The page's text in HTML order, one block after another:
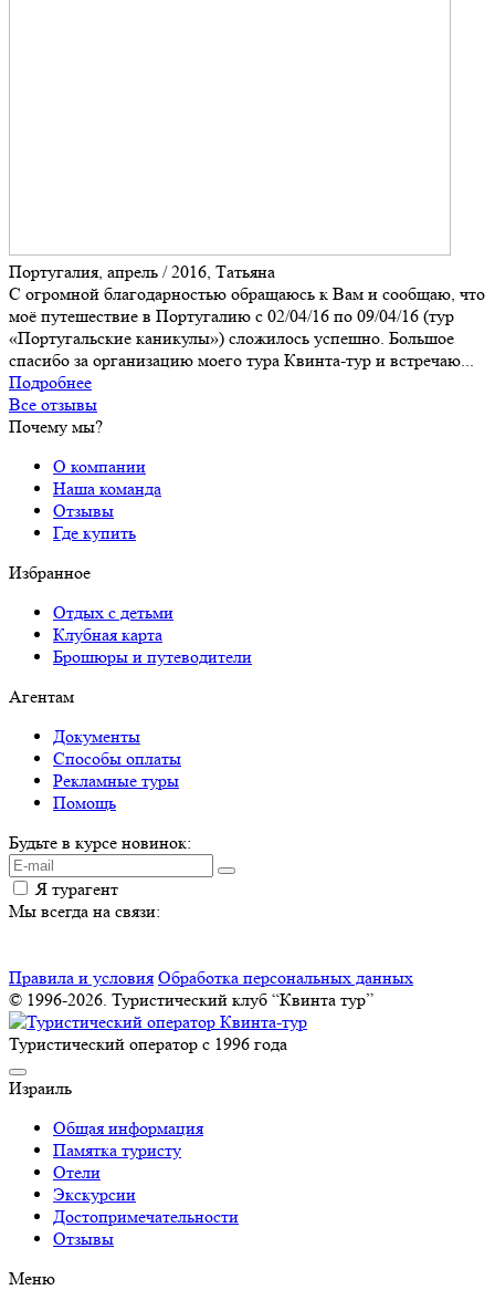
Португалия, апрель / 2016, Татьяна
С огромной благодарностью обращаюсь к Вам и сообщаю, что
моё путешествие в Португалию c 02/04/16 по 09/04/16 (тур
«Португальские каникулы») сложилось успешно. Большое
спасибо за организацию моего тура Квинта-тур и встречаю...
Подробнее
Все отзывы
Почему мы?
О компании
Наша команда
Отзывы
Где купить
Избранное
Отдых с детьми
Клубная карта
Брошюры и путеводители
Агентам
Документы
Способы оплаты
Рекламные туры
Помощь
Будьте в курсе новинок:
Я турагент
Мы всегда на связи:
Правила и условия Обработка персональных данных
© 1996-2026. Туристический клуб “Квинта тур”
Туристический оператор с 1996 года
Израиль
Общая информация
Памятка туристу
Отели
Экскурсии
Достопримечательности
Отзывы
Меню